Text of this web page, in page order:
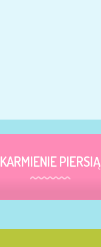
KARMIENIE PIERSIĄ